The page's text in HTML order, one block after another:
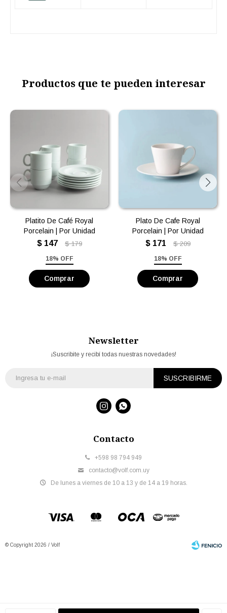
Productos que te pueden interesar
Platito De Café Royal
Porcelain | Por Unidad
$ 147 $ 179
18% OFF
Plato De Cafe Royal
Porcelain | Por Unidad
$ 171 $ 209
18% OFF
Contacto
+598 98 794 949
contacto@volf.com.uy
De lunes a viernes de 10 a 13 y de 14 a 19 horas.
Newsletter
¡Suscribite y recibí todas nuestras novedades!
SUSCRIBIRME
 
© Copyright 2026 / Volf